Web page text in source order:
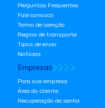
Perguntas Frequentes
Fale conosco
Termo de isenção
Regras de transporte
Tipos de envio
Notícias
Empresas
Para sua empresa
Área do cliente
Recuperação de senha